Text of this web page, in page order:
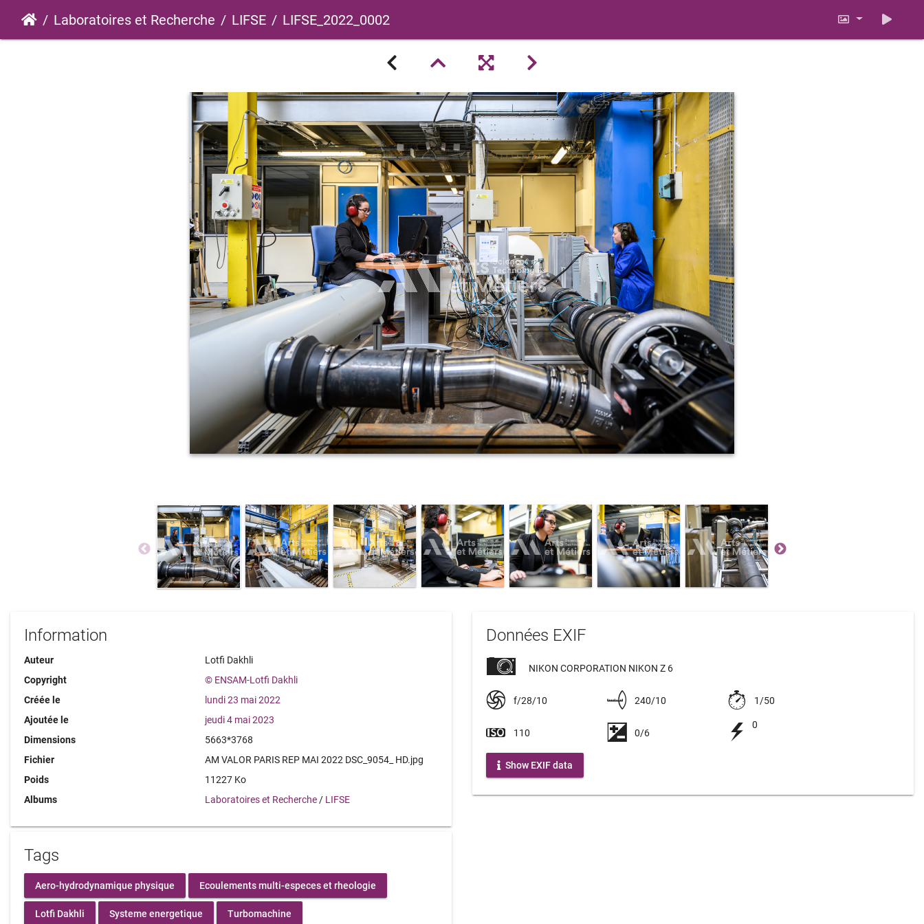
Laboratoires et Recherche LIFSE LIFSE_2022_0002
Information
Auteur
Lotfi Dakhli
Copyright
© ENSAM-Lotfi Dakhli
Créée le
lundi 23 mai 2022
Ajoutée le
jeudi 4 mai 2023
Dimensions
5663*3768
Fichier
AM VALOR PARIS REP MAI 2022 DSC_9054_ HD.jpg
Poids
11227 Ko
Albums
Laboratoires et Recherche / LIFSE
Tags
Aero-hydrodynamique physique Ecoulements multi-especes et rheologie
Lotfi Dakhli Systeme energetique Turbomachine
Données EXIF
NIKON CORPORATION NIKON Z 6
f/28/10 240/10 1/50
110 0/6
0
Show EXIF data